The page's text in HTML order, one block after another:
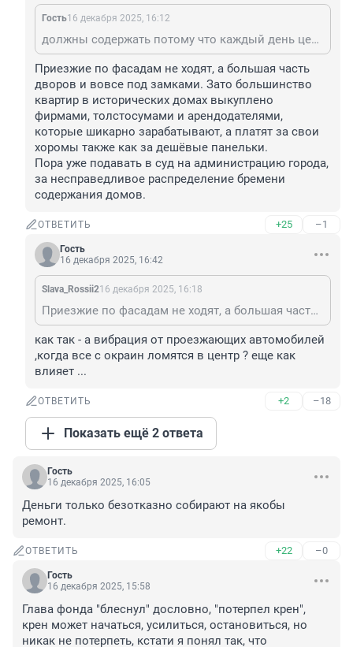
Гость16 декабря 2025, 16:12
должны содержать потому что каждый день центр забит приезжими с Кудринов и прочих Парнасов. тут, в центре, местных жителей в несколько раз меньше проживает, чем трется постоянно, изнашивая наши красоты
Приезжие по фасадам не ходят, а большая часть
дворов и вовсе под замками. Зато большинство
квартир в исторических домах выкуплено
фирмами, толстосумами и арендодателями,
которые шикарно зарабатывают, а платят за свои
хоромы также как за дешёвые панельки.
Пора уже подавать в суд на администрацию города,
за несправедливое распределение бремени
содержания домов.
ОТВЕТИТЬ +25 –1
Гость
16 декабря 2025, 16:42
Slava_Rossii216 декабря 2025, 16:18
Приезжие по фасадам не ходят, а большая часть дворов и вовсе под замками. Зато большинство квартир в исторических домах выкуплено фирмами, толстосумами и арендодателями, которые шикарно зарабатывают, а платят за свои хоромы также как за дешёвые панельки. Пора уже подавать в суд на администрацию города, за несправедливое распределение бремени содержания домов.
как так - а вибрация от проезжающих автомобилей
,когда все с окраин ломятся в центр ? еще как
влияет ...
ОТВЕТИТЬ +2 –18
Показать ещё 2 ответа
Гость
16 декабря 2025, 16:05
Деньги только безотказно собирают на якобы
ремонт.
ОТВЕТИТЬ +22 –0
Гость
16 декабря 2025, 15:58
Глава фонда "блеснул" дословно, "потерпел крен",
крен может начаться, усилиться, остановиться, но
никак не потерпеть, кстати я понял так, что